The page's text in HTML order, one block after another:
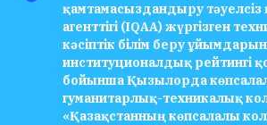
қамтамасыздандыру тәуелсіз
агенттігі (IQAA) жүргізген
кәсіптік білім беру
институционалдық рейтингі
бойынша Қызылорда
гуманитарлық-техникалық
«Қазақстанның көпсалалы